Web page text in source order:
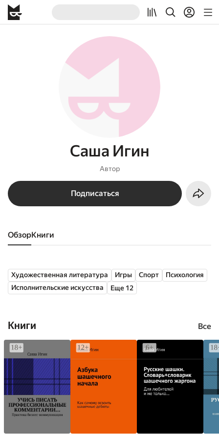
Саша Игин
Автор
Подписаться
Обзор книги
Художественная литература Игры Спорт
Психология
Исполнительские искусства
Еще 12
Книги Все